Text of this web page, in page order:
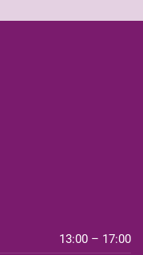
13:00 – 17:00